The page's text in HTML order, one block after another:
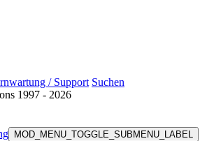
/ Support Suchen
1997 - 2026
MOD_MENU_TOGGLE_SUBMENU_LABEL